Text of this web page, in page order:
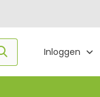
Inloggen